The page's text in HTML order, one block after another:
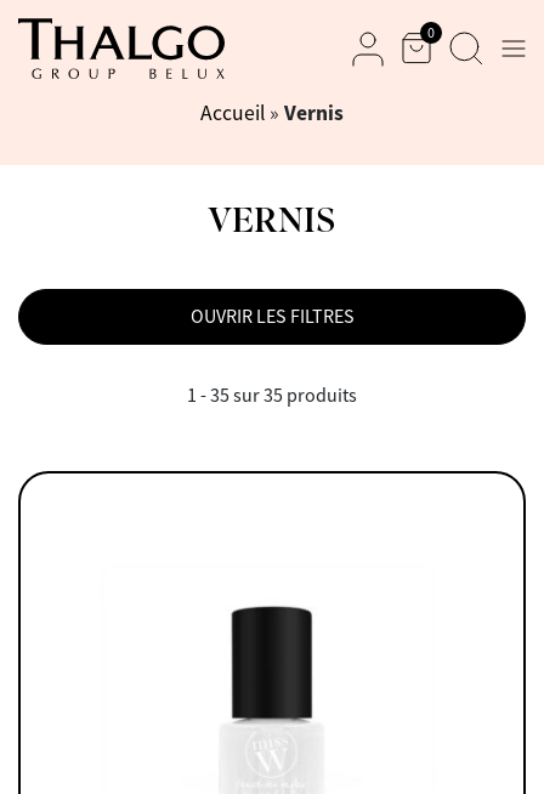
0
Accueil » Vernis
VERNIS
OUVRIR LES FILTRES
1 - 35 sur 35 produits